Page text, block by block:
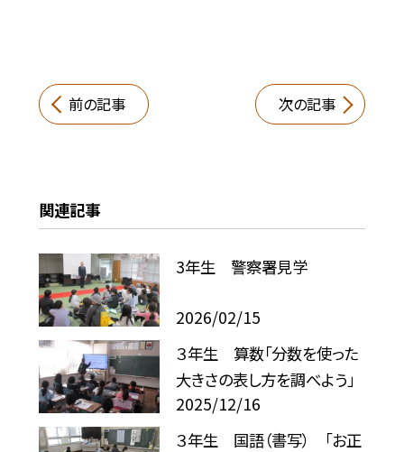
前の記事 次の記事
関連記事
3年生 警察署見学
2026/02/15
３年生 算数「分数を使った
大きさの表し方を調べよう」
2025/12/16
３年生 国語（書写） 「お正